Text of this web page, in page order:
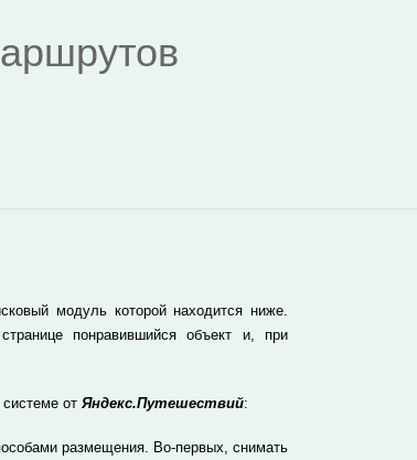
модуль которой находится ниже.
понравившийся объект и, при
от Яндекс.Путешествий:
размещения. Во-первых, снимать